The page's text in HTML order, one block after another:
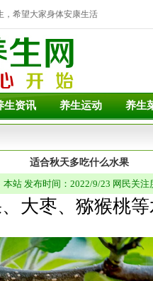
，希望大家身体安康生活
生资讯 养生运动 养生
适合秋天多吃什么水果
本站 发布时间：2022/9/23 网民关注
大枣、猕猴桃